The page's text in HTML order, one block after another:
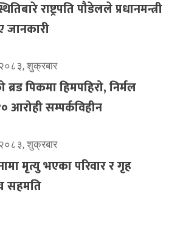
राष्ट्रपति पौडेलले प्रधानमन्त्री
शुक्रबार
ब्रड पिकमा हिमपहिरो, निर्मल
आरोही सम्पर्कविहीन
शुक्रबार
मृत्यु भएका परिवार र गृह
सहमति